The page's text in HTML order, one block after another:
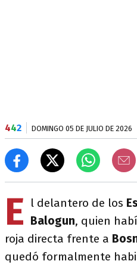
442 DOMINGO 05 DE JULIO DE 2026
E l delantero de los
Balogun, quien
roja directa frente a
quedó formalmente